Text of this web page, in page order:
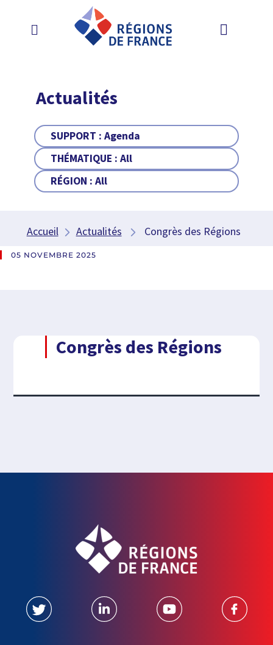
Actualités
SUPPORT :Agenda
THÉMATIQUE :All
RÉGION :All
Accueil Actualités Congrès des Régions
05 NOVEMBRE 2025
Congrès des Régions